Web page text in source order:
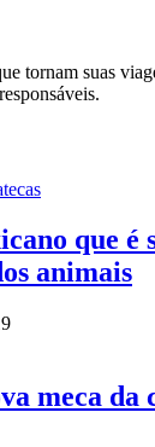
tornam suas
que é
animais
meca da